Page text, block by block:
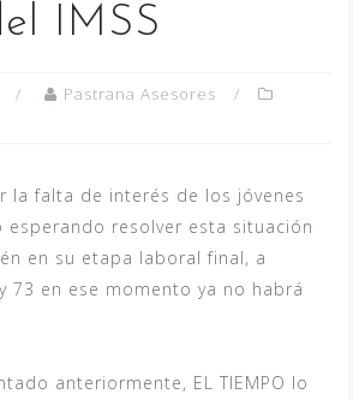
IMSS
Pastrana Asesores
la falta de interés de los jóvenes
resolver esta situación
en su etapa laboral final, a
73 en ese momento ya no habrá
anteriormente, EL TIEMPO lo